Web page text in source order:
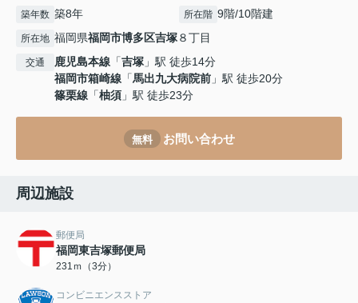
築年数 築8年 所在階 9階/10階建
所在地 福岡県福岡市博多区吉塚８丁目
交通 鹿児島本線 「吉塚 」駅 徒歩14分
福岡市箱崎線 「馬出九大病院前 」駅 徒歩20分
篠栗線 「柚須 」駅 徒歩23分
無料 お問い合わせ
周辺施設
郵便局
福岡東吉塚郵便局
231ｍ（3分）
コンビニエンスストア